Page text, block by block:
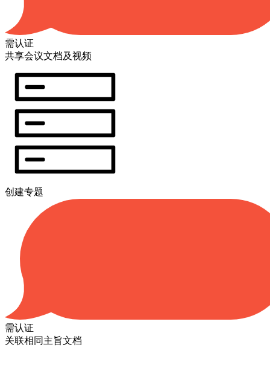
需认证
共享会议文档及视频
创建专题
需认证
关联相同主旨文档